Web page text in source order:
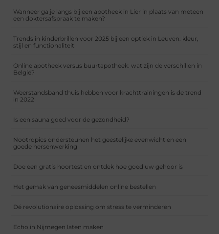
Wanneer ga je langs bij een apotheek in Lier in plaats van meteen
een doktersafspraak te maken?
Trends in kinderbrillen voor 2025 bij een optiek in Leuven: kleur,
stijl en functionaliteit
Online apotheek versus buurtapotheek: wat zijn de verschillen in
België?
Weerstandsband thuis hebben voor krachttrainingen is de trend
in 2022
Is een sauna goed voor de gezondheid?
Nootropics ondersteunen het geestelijke evenwicht en een
goede hersenwerking
Doe een gratis hoortest en ontdek hoe goed uw gehoor is
Het gemak van geneesmiddelen online bestellen
Dé revolutionaire oplossing om stress te verminderen
Echo in Nijmegen laten maken